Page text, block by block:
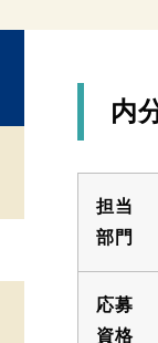
内
担当
部門
応募
資格